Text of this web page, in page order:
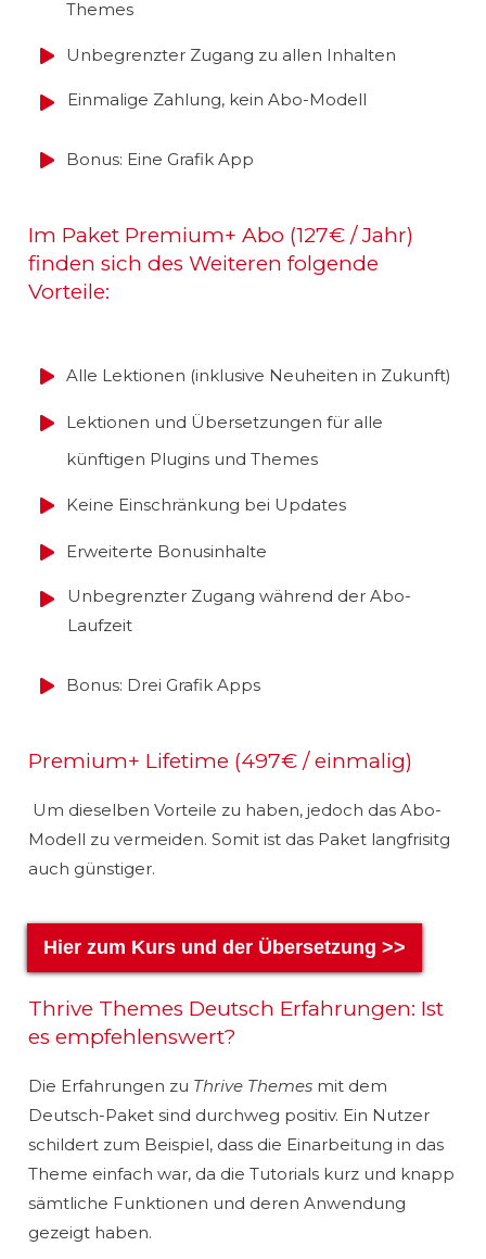
Themes
Unbegrenzter Zugang zu allen Inhalten
Einmalige Zahlung, kein Abo-Modell
Bonus: Eine Grafik App
Im Paket Premium+ Abo (127€ / Jahr)
finden sich des Weiteren folgende
Vorteile:
Alle Lektionen (inklusive Neuheiten in Zukunft)
Lektionen und Übersetzungen für alle
künftigen Plugins und Themes
Keine Einschränkung bei Updates
Erweiterte Bonusinhalte
Unbegrenzter Zugang während der Abo-
Laufzeit
Bonus: Drei Grafik Apps
Premium+ Lifetime (497€ / einmalig)
Um dieselben Vorteile zu haben, jedoch das Abo-
Modell zu vermeiden. Somit ist das Paket langfrisitg
auch günstiger.
Hier zum Kurs und der Übersetzung >>
Thrive Themes Deutsch Erfahrungen: Ist
es empfehlenswert?
Die Erfahrungen zu Thrive Themes mit dem
Deutsch-Paket sind durchweg positiv. Ein Nutzer
schildert zum Beispiel, dass die Einarbeitung in das
Theme einfach war, da die Tutorials kurz und knapp
sämtliche Funktionen und deren Anwendung
gezeigt haben.